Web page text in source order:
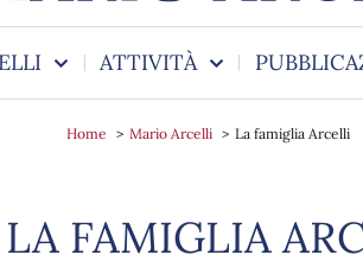
ATTIVITÀ
Home Mario Arcelli La famiglia Arcelli
LA FAMIGLIA